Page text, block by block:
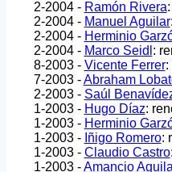
2-2004 - Ramón Rivera
2-2004 - Manuel Aguilar
2-2004 - Herminio
2-2004 - Marco Seidl :
8-2003 - Vicente Ferrer:
7-2003 -Abraham
2-2003 - Saúl
1-2003 - Hugo Díaz:
1-2003 - Herminio
1-2003 - Iñigo Romero:
1-2003 - Claudio Castro
1-2003 -Amancio